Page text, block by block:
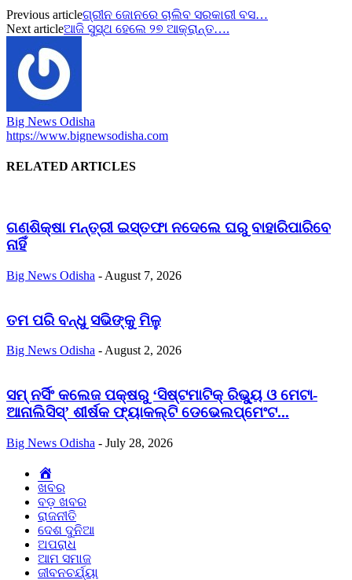
Previous articleଗ୍ରୀନ ଜୋନରେ ଚାଲିବ ସରକାରୀ ବସ…
Next articleଆଜି ସୁସ୍ଥ ହେଲେ ୨୭ ଆକ୍ରାନ୍ତ….
Big News Odisha
https://www.bignewsodisha.com
RELATED ARTICLES
ଗଣଶିକ୍ଷା ମନ୍ତ୍ରୀ ଇସ୍ତଫା ନଦେଲେ ଘରୁ ବାହାରିପାରିବେ
ନାହିଁ
Big News Odisha - August 7, 2026
ତମ ପରି ବନ୍ଧୁ ସଭିଙ୍କୁ ମିଳୁ
Big News Odisha - August 2, 2026
ସମ୍ ନର୍ସିଂ କଲେଜ ପକ୍ଷରୁ ‘ସିଷ୍ଟମାଟିକ୍ ରିଭ୍ୟୁ ଓ ମେଟା-
ଆନାଲିସିସ୍‌’ ଶୀର୍ଷକ ଫ୍ୟାକଲ୍ଟି ଡେଭେଲପ୍‌ମେଂଟ...
Big News Odisha - July 28, 2026
ଖବର
ବଡ଼ ଖବର
ରାଜନୀତି
ଦେଶ ଦୁନିଆ
ଅପରାଧ
ଆମ ସମାଜ
ଜୀବନଚର୍ଯ୍ୟା